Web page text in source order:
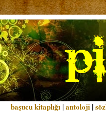
başucu kitaplığı |antoloji |